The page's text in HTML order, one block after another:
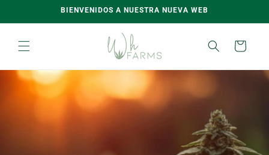
BIENVENIDOS A NUESTRA NUEVA WEB
Carro